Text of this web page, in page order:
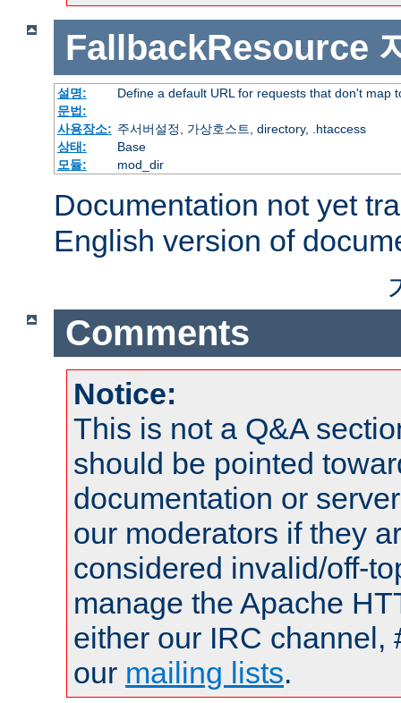
FallbackResource
설명:
Define a default URL for requests that don't map
문법:
사용장소: 주서버설정, 가상호스트, directory, .htaccess
상태:
Base
모듈:
mod_dir
Documentation not yet
English version of
Comments
Notice:
This is not a Q&A
should be pointed
documentation or
our moderators if they
considered invalid/off-
manage the Apache
either our IRC channel,
our mailing lists.